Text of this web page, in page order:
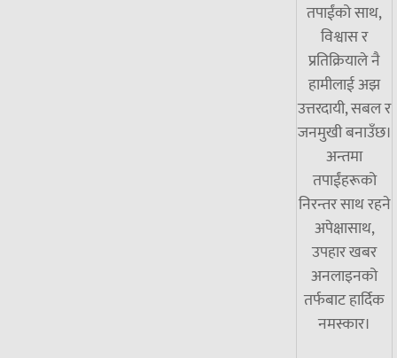
तपाईंको साथ,
विश्वास र
प्रतिक्रियाले नै
हामीलाई अझ
उत्तरदायी, सबल र
जनमुखी बनाउँछ।
अन्तमा
तपाईंहरूको
निरन्तर साथ रहने
अपेक्षासाथ,
उपहार खबर
अनलाइनको
तर्फबाट हार्दिक
नमस्कार।